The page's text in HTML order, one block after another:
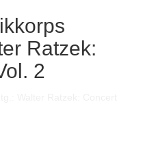
Ratzek:
2